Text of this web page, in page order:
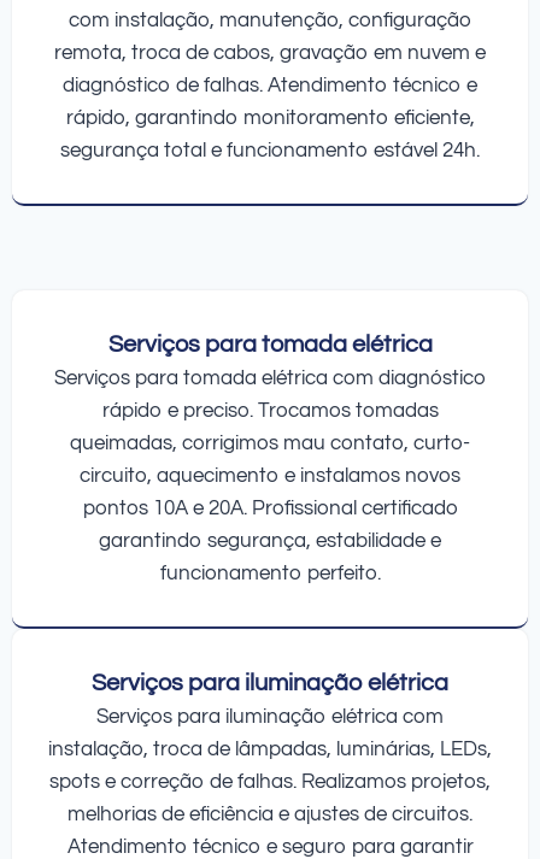
com instalação, manutenção, configuração
remota, troca de cabos, gravação em nuvem e
diagnóstico de falhas. Atendimento técnico e
rápido, garantindo monitoramento eficiente,
segurança total e funcionamento estável 24h.
Serviços para tomada elétrica
Serviços para tomada elétrica com diagnóstico
rápido e preciso. Trocamos tomadas
queimadas, corrigimos mau contato, curto-
circuito, aquecimento e instalamos novos
pontos 10A e 20A. Profissional certificado
garantindo segurança, estabilidade e
funcionamento perfeito.
Serviços para iluminação elétrica
Serviços para iluminação elétrica com
instalação, troca de lâmpadas, luminárias, LEDs,
spots e correção de falhas. Realizamos projetos,
melhorias de eficiência e ajustes de circuitos.
Atendimento técnico e seguro para garantir